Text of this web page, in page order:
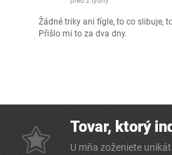
Žádné triky ani fígle, to co slibuje,
Přišlo mi to za dva dny.
Tovar, ktorý
U mňa zoženiete